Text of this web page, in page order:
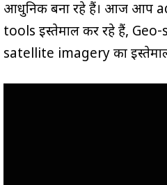
आधुनिक बना रहे हैं। आज आप
tools इस्तेमाल कर रहे हैं,
satellite imagery का